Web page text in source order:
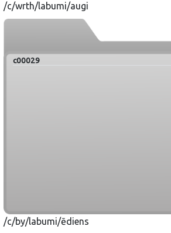
/c/wrth/labumi/augi
c00029
/c/by/labumi/ēdiens